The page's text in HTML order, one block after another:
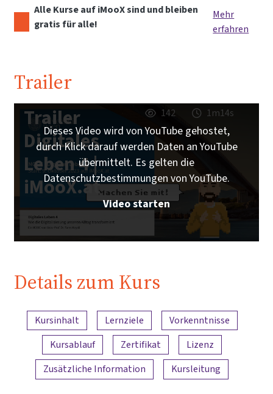
Alle Kurse auf iMooX sind und bleiben
gratis für alle!
Mehr
erfahren
Trailer
Trailer
Digitales
Leben 4 |
iMooX.at
142 1m14s
Dieses Video wird von YouTube gehostet,
durch Klick darauf werden Daten an YouTube
übermittelt. Es gelten die
Datenschutzbestimmungen von YouTube.
Video starten
Details zum Kurs
Inhaltsübersicht
Kursinhalt Lernziele
Vorkenntnisse
Kursablauf
Zertifikat
Lizenz
Zusätzliche Information
Kursleitung